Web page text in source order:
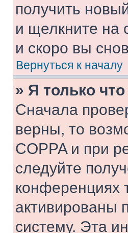
получить
и щелкните на
и скоро вы
Вернуться к началу
» Я только
Сначала
верны, то
COPPA и при
следуйте
конференциях
активированы
систему. Эта